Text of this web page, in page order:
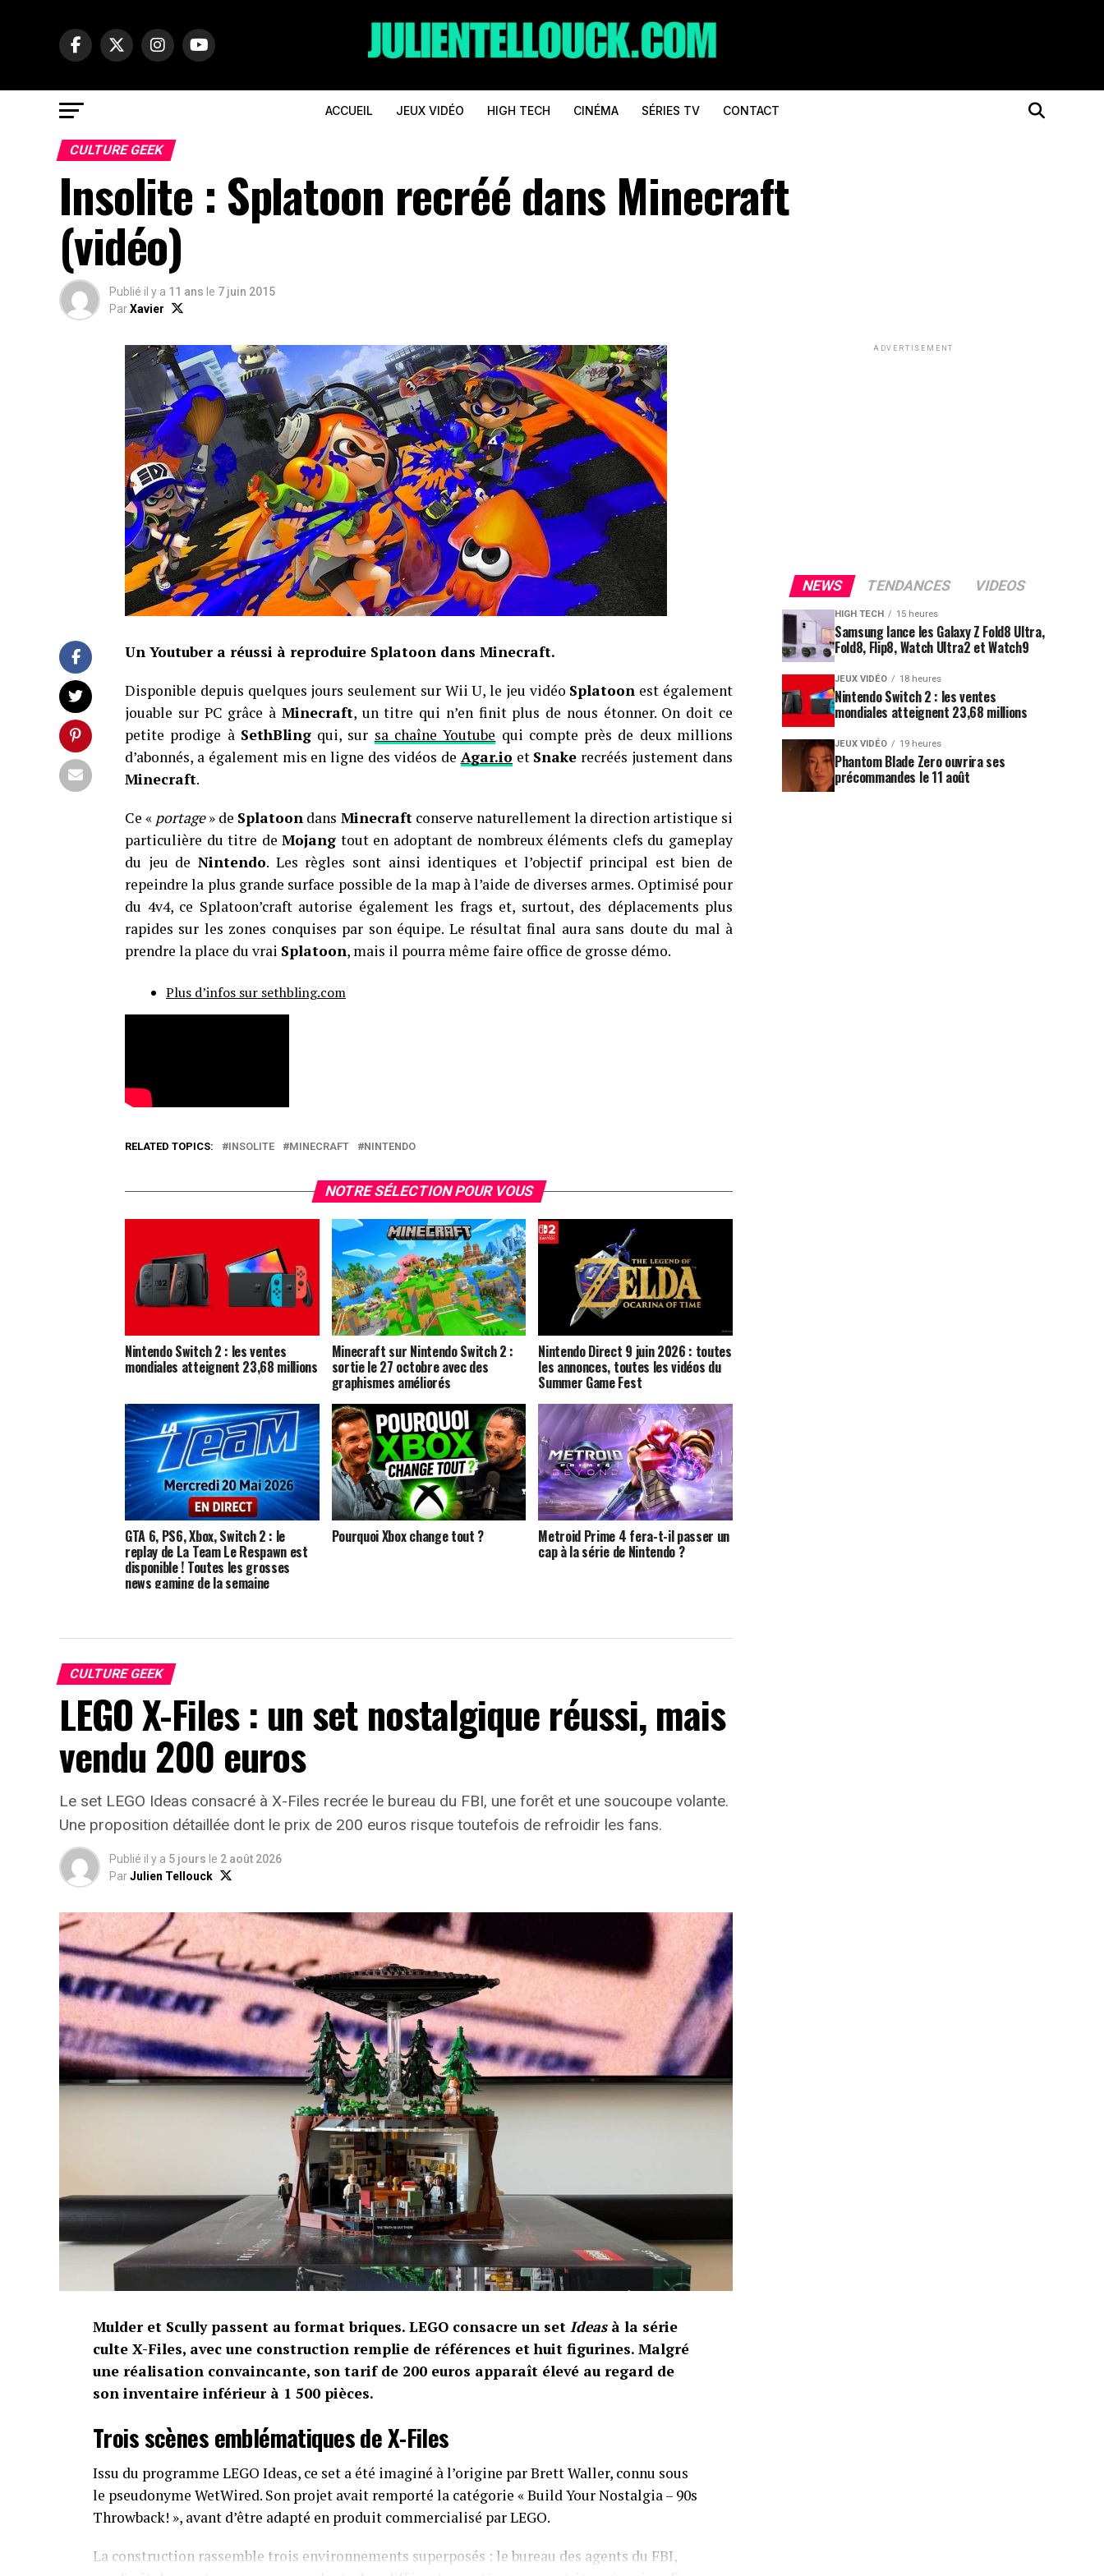
ACCUEIL JEUX VIDÉO HIGH TECH CINÉMA SÉRIES TV CONTACT
CULTURE GEEK
Insolite : Splatoon recréé dans Minecraft
(vidéo)
Publié il y a 11 ans le 7 juin 2015
ParXavier
Un Youtuber a réussi à reproduire Splatoon dans Minecraft.
Disponible depuis quelques jours seulement sur Wii U, le jeu vidéo Splatoon est également
jouable sur PC grâce à Minecraft, un titre qui n’en finit plus de nous étonner. On doit ce
petite prodige à SethBlingqui, sur sa chaîne Youtube qui compte près de deux millions
d’abonnés, a également mis en ligne des vidéos de Agar.io et Snake recréés justement dans
Minecraft.
Ce « portage» de Splatoon dans Minecraftconserve naturellement la direction artistique si
particulière du titre deMojang tout en adoptant de nombreux éléments clefs du gameplay
du jeu de Nintendo. Les règles sont ainsi identiques et l’objectif principal est bien de
repeindre la plus grande surface possible de la map à l’aide de diverses armes. Optimisé pour
du 4v4, ce Splatoon’craft autorise également les frags et, surtout, des déplacements plus
rapides sur les zones conquises par son équipe. Le résultat final aura sans doute du mal à
prendre la place du vrai Splatoon, mais il pourra même faire office de grosse démo.
Plus d’infos sur sethbling.com
RELATED TOPICS: INSOLITE MINECRAFT NINTENDO
NOTRE SÉLECTION POUR VOUS
Nintendo Switch 2 : les ventes
mondiales atteignent 23,68 millions
Minecraft sur Nintendo Switch 2 :
sortie le 27 octobre avec des
graphismes améliorés
Nintendo Direct 9 juin 2026 : toutes
les annonces, toutes les vidéos du
Summer Game Fest
GTA 6, PS6, Xbox, Switch 2 : le
replay de La Team Le Respawn est
disponible ! Toutes les grosses
news gaming de la semaine
Pourquoi Xbox change tout ? Metroid Prime 4 fera-t-il passer un
cap à la série de Nintendo ?
CULTURE GEEK
LEGO X-Files : un set nostalgique réussi, mais
vendu 200 euros
Le set LEGO Ideas consacré à X-Files recrée le bureau du FBI, une forêt et une soucoupe volante.
Une proposition détaillée dont le prix de 200 euros risque toutefois de refroidir les fans.
Publié il y a 5 jours le 2 août 2026
ParJulien Tellouck
Mulder et Scully passent au format briques. LEGO consacre un set Ideasà la série
culte X-Files, avec une construction remplie de références et huit figurines. Malgré
une réalisation convaincante, son tarif de 200 euros apparaît élevé au regard de
son inventaire inférieur à 1 500 pièces.
Trois scènes emblématiques de X-Files
Issu du programme LEGO Ideas, ce set a été imaginé à l’origine par Brett Waller, connu sous
le pseudonyme WetWired. Son projet avait remporté la catégorie « Build Your Nostalgia – 90s
Throwback! », avant d’être adapté en produit commercialisé par LEGO.
La construction rassemble trois environnements superposés : le bureau des agents du FBI,
ADVERTISEMENT
NEWS TENDANCES VIDEOS
HIGH TECH 15 heures
Samsung lance les Galaxy Z Fold8 Ultra,
Fold8, Flip8, Watch Ultra2 et Watch9
JEUX VIDÉO 18 heures
Nintendo Switch 2 : les ventes
mondiales atteignent 23,68 millions
JEUX VIDÉO 19 heures
Phantom Blade Zero ouvrira ses
précommandes le 11 août